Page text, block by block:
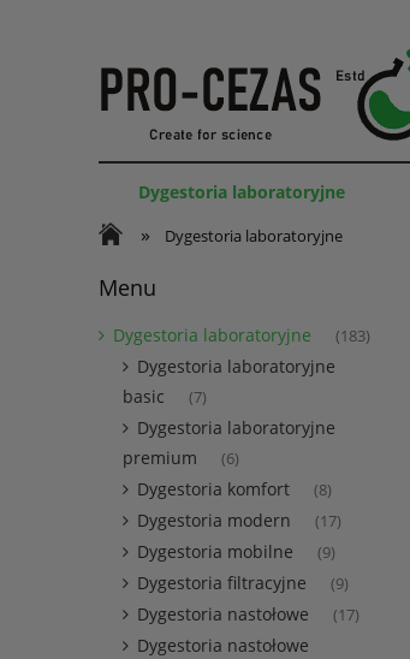
Dygestoria laboratoryjne
» Dygestoria laboratoryjne
Menu
Dygestoria laboratoryjne (183)
Dygestoria laboratoryjne
basic
(7)
Dygestoria laboratoryjne
premium
(6)
Dygestoria komfort (8)
Dygestoria modern (17)
Dygestoria mobilne (9)
Dygestoria filtracyjne (9)
Dygestoria nastołowe (17)
Dygestoria nastołowe